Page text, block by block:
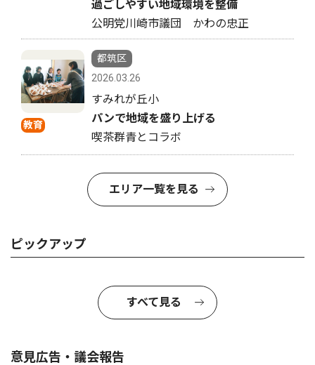
過ごしやすい地域環境を整備
公明党川崎市議団 かわの忠正
教育
都筑区
2026.03.26
すみれが丘小
パンで地域を盛り上げる
喫茶群青とコラボ
エリア一覧を見る
ピックアップ
すべて見る
意見広告・議会報告